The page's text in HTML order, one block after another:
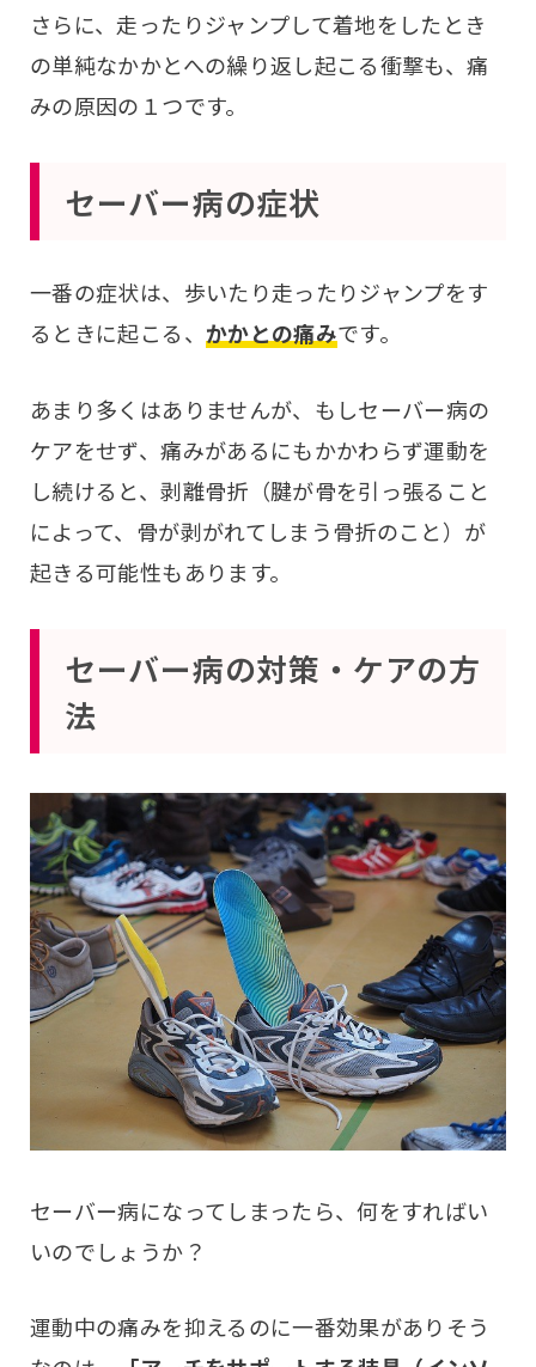
さらに、走ったりジャンプして着地をしたとき
の単純なかかとへの繰り返し起こる衝撃も、痛
みの原因の１つです。
セーバー病の症状
一番の症状は、歩いたり走ったりジャンプをす
るときに起こる、 かかとの痛みです。
あまり多くはありませんが、もしセーバー病の
ケアをせず、痛みがあるにもかかわらず運動を
し続けると、剥離骨折（腱が骨を引っ張ること
によって、骨が剥がれてしまう骨折のこと）が
起きる可能性もあります。
セーバー病の対策・ケアの方
法
セーバー病になってしまったら、何をすればい
いのでしょうか？
運動中の痛みを抑えるのに一番効果がありそう